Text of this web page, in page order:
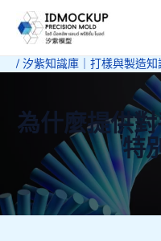
要
/ 汐紫知識庫｜打樣與製造知
為什麼提供
特